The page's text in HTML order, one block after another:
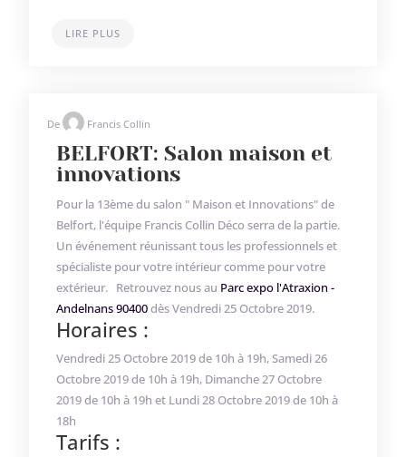
LIRE PLUS
De Francis Collin
BELFORT: Salon maison et
innovations
Pour la 13ème du salon " Maison et Innovations" de
Belfort, l'équipe Francis Collin Déco serra de la partie.
Un événement réunissant tous les professionnels et
spécialiste pour votre intérieur comme pour votre
extérieur. Retrouvez nous au Parc expo l'Atraxion -
Andelnans90400dès Vendredi 25 Octobre 2019.
Horaires :
Vendredi 25 Octobre 2019 de 10h à 19h, Samedi 26
Octobre 2019 de 10h à 19h, Dimanche 27 Octobre
2019 de 10h à 19h et Lundi 28 Octobre 2019 de 10h à
18h
Tarifs :